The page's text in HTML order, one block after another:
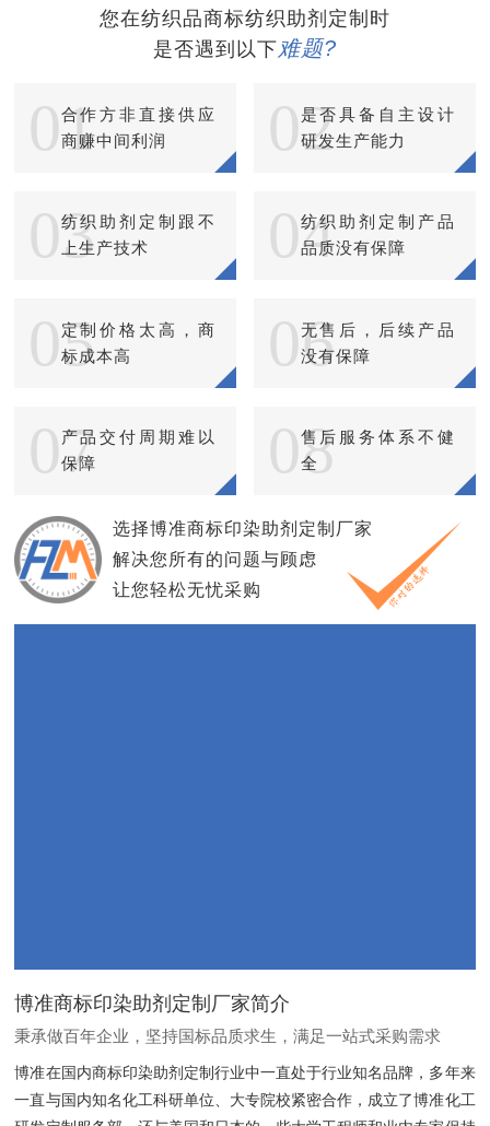
您在纺织品商标纺织助剂定制时
是否遇到以下难题?
01
合作方非直接供应
商赚中间利润
02是否具备自主设计
研发生产能力
03
纺织助剂定制跟不
上生产技术
04
纺织助剂定制产品
品质没有保障
05定制价格太高，商
标成本高
06无售后，后续产品
没有保障
07产品交付周期难以
保障
08
售后服务体系不健
全
选择博准商标印染助剂定制厂家
解决您所有的问题与顾虑
让您轻松无忧采购
博准商标印染助剂定制厂家简介
秉承做百年企业，坚持国标品质求生，满足一站式采购需求
博准在国内商标印染助剂定制行业中一直处于行业知名品牌，多年来
一直与国内知名化工科研单位、大专院校紧密合作，成立了博准化工